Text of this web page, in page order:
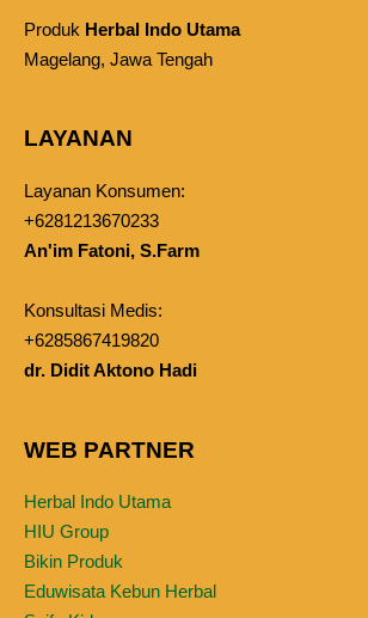
Produk Herbal Indo Utama
Magelang, Jawa Tengah
LAYANAN
Layanan Konsumen:
+6281213670233
An'im Fatoni, S.Farm
Konsultasi Medis:
+6285867419820
dr. Didit Aktono Hadi
WEB PARTNER
Herbal Indo Utama
HIU Group
Bikin Produk
Eduwisata Kebun Herbal